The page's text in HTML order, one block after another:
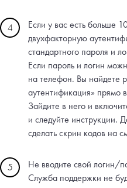
4
Если у вас есть больше
двухфакторную
стандартного пароля и
Если пароль и логин
на телефон. Вы найдете
аутентификация» прямо
Зайдите в него и
и следуйте инструкции.
сделать скрин кодов на
5
Не вводите свой логин/
Служба поддержки не